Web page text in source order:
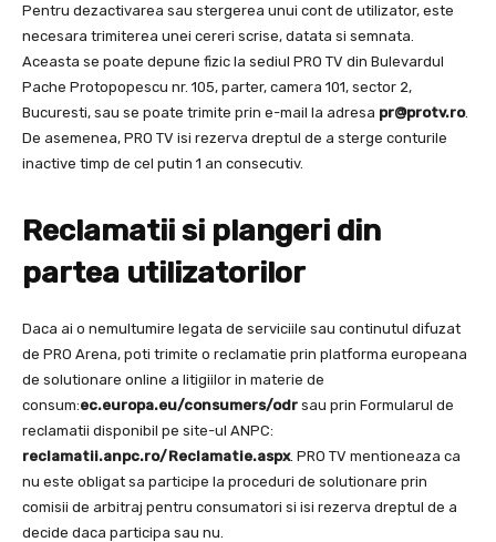
Pentru dezactivarea sau stergerea unui cont de utilizator, este
necesara trimiterea unei cereri scrise, datata si semnata.
Aceasta se poate depune fizic la sediul PRO TV din Bulevardul
Pache Protopopescu nr. 105, parter, camera 101, sector 2,
Bucuresti, sau se poate trimite prin e-mail la adresa pr@protv.ro.
De asemenea, PRO TV isi rezerva dreptul de a sterge conturile
inactive timp de cel putin 1 an consecutiv.
Reclamatii si plangeri din
partea utilizatorilor
Daca ai o nemultumire legata de serviciile sau continutul difuzat
de PRO Arena, poti trimite o reclamatie prin platforma europeana
de solutionare online a litigiilor in materie de
consum:ec.europa.eu/consumers/odr sau prin Formularul de
reclamatii disponibil pe site-ul ANPC:
reclamatii.anpc.ro/Reclamatie.aspx. PRO TV mentioneaza ca
nu este obligat sa participe la proceduri de solutionare prin
comisii de arbitraj pentru consumatori si isi rezerva dreptul de a
decide daca participa sau nu.